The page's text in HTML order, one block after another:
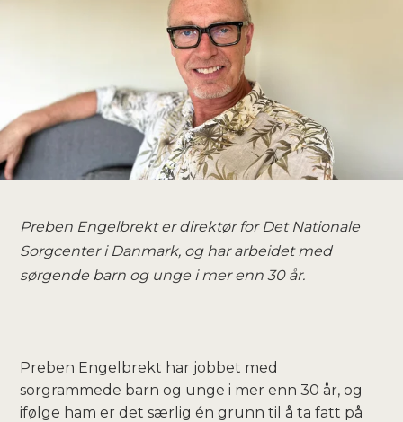
Preben Engelbrekt er direktør for Det Nationale
Sorgcenter i Danmark, og har arbeidet med
sørgende barn og unge i mer enn 30 år.
Preben Engelbrekt har jobbet med
sorgrammede barn og unge i mer enn 30 år, og
ifølge ham er det særlig én grunn til å ta fatt på